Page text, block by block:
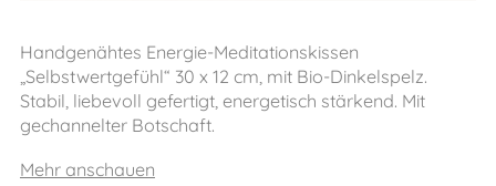
Handgenähtes Energie-Meditationskissen
„Selbstwertgefühl“ 30 x 12 cm, mit Bio-Dinkelspelz.
Stabil, liebevoll gefertigt, energetisch stärkend. Mit
gechannelter Botschaft.
Mehr anschauen